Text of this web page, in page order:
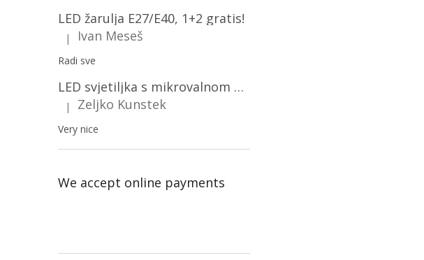
LED žarulja E27/E40, 1+2 gratis!
The product rating is 5 out of 5 stars.
| Ivan Meseš
Radi sve
LED svjetiljka s mikrovalnom pećnicom i svjetlosnim senzorom 36W, 3820lm, okrugla, bijeli okvir/2-PACK!
The product rating is 5 out of 5 stars.
| Zeljko Kunstek
Very nice
We accept online payments